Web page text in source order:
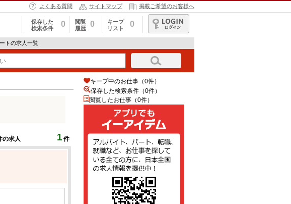
よくある質問 サイトマップ 掲載ご希望のお客様へ
保存した
検索条件
0
閲覧
履歴
0
キープ
リスト
0
ログイン
トの求人一覧
の求人 1 件
キープ中のお仕事（0件）
保存した検索条件（0件）
閲覧したお仕事（0件）